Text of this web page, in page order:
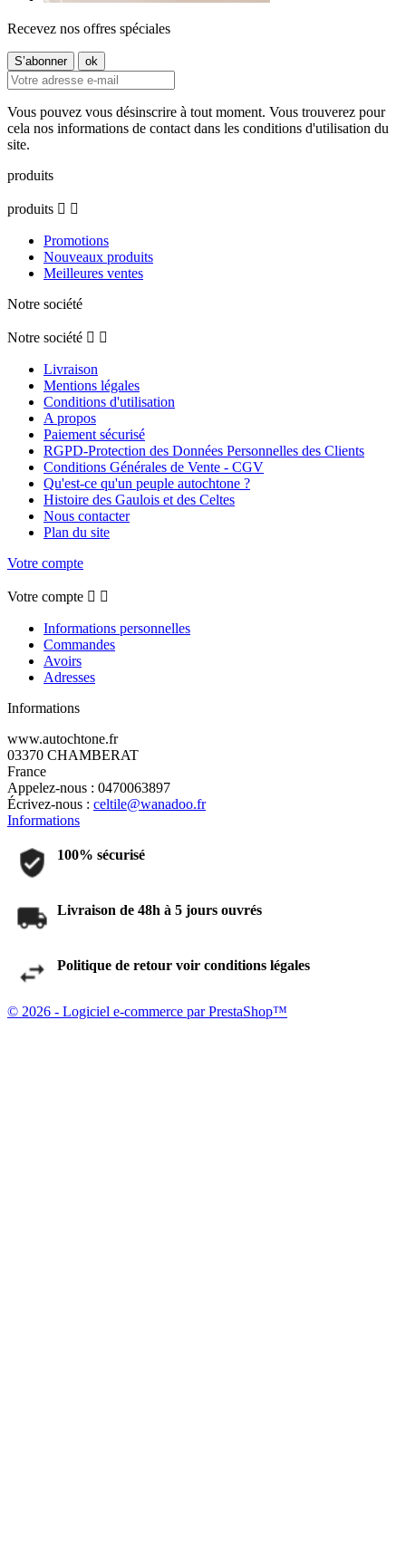
Recevez nos offres spéciales
Vous pouvez vous désinscrire à tout moment. Vous trouverez pour
cela nos informations de contact dans les conditions d'utilisation du
site.
produits
produits  
Promotions
Nouveaux produits
Meilleures ventes
Notre société
Notre société  
Livraison
Mentions légales
Conditions d'utilisation
A propos
Paiement sécurisé
RGPD-Protection des Données Personnelles des Clients
Conditions Générales de Vente - CGV
Qu'est-ce qu'un peuple autochtone ?
Histoire des Gaulois et des Celtes
Nous contacter
Plan du site
Votre compte
Votre compte  
Informations personnelles
Commandes
Avoirs
Adresses
Informations
www.autochtone.fr
03370 CHAMBERAT
France
Appelez-nous : 0470063897
Écrivez-nous : celtile@wanadoo.fr
Informations
100% sécurisé
Livraison de 48h à 5 jours ouvrés
Politique de retour voir conditions légales
© 2026 - Logiciel e-commerce par PrestaShop™